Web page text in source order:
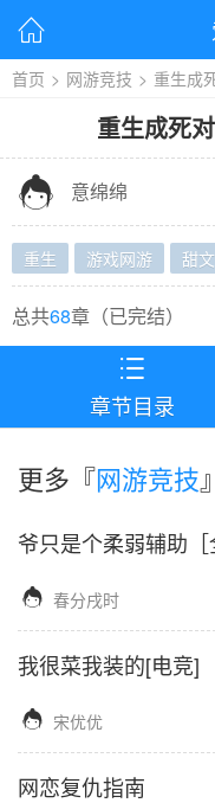

首页 > 网游竞技 > 重生成
重生成死
 意绵绵
重生 游戏网游 甜文
总共68章（已完结）

章节目录
更多『网游竞技
爷只是个柔弱辅助［
 春分戌时
我很菜我装的[电竞]
 宋优优
网恋复仇指南